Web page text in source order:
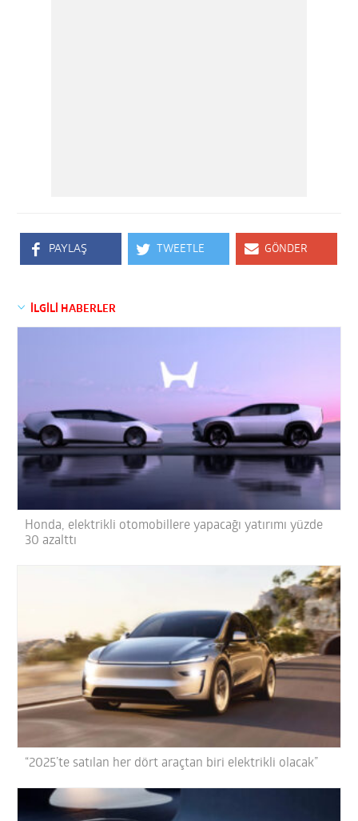
PAYLAŞ TWEETLE GÖNDER
İLGİLİ HABERLER
Honda, elektrikli otomobillere yapacağı yatırımı yüzde
30 azalttı
“2025’te satılan her dört araçtan biri elektrikli olacak”